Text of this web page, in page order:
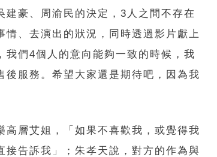
建豪、周渝民的決定，3人之間不存在
、去演出的狀況，同時透過影片獻上
我們4個人的意向能夠一致的時候，我
後服務。希望大家還是期待吧，因為我
高層艾姐，「如果不喜歡我，或覺得我
接告訴我」；朱孝天說，對方的作為與